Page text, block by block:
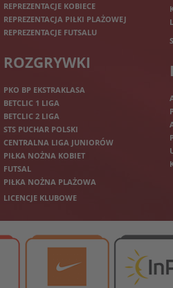
REPREZENTACJE KOBIECE
REPREZENTACJA PIŁKI PLAŻOWEJ
REPREZENTACJE FUTSALU
ROZGRYWKI
PKO BP EKSTRAKLASA
BETCLIC 1 LIGA
BETCLIC 2 LIGA
STS PUCHAR POLSKI
CENTRALNA LIGA JUNIORÓW
PIŁKA NOŻNA KOBIET
FUTSAL
PIŁKA NOŻNA PLAŻOWA
LICENCJE KLUBOWE